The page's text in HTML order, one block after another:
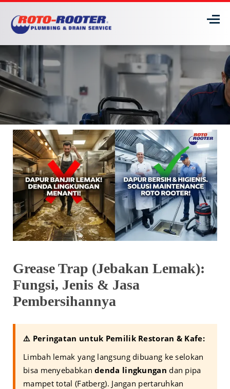
Grease Trap (Jebakan Lemak):
Fungsi, Jenis & Jasa
Pembersihannya
⚠️ Peringatan untuk Pemilik Restoran & Kafe:
Limbah lemak yang langsung dibuang ke selokan
bisa menyebabkandenda lingkungan dan pipa
mampet total (Fatberg). Jangan pertaruhkan